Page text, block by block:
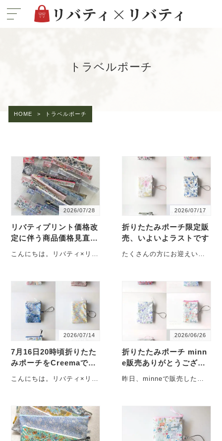
トラベルポーチ
HOME > トラベルポーチ
2026/07/28
リバティプリント価格改
定に伴う商品価格見直し
こんにちは。リバティ×リバ
す。今日は、今後の商品
2026/07/17
折りたたみポーチ限定販
売、いよいよラストです
たくさんの方にお迎えいた
BASE、そしてイベ・・・
2026/07/14
7月16日20時頃折りたた
みポーチをCreemaで販
こんにちは。リバティ×リバ
Fes（HM・・・
2026/06/26
折りたたみポーチ minn
e販売ありがとうござい
ました｜次回はCreema
で6月29日（月）12:30
昨日、minneで販売した折
た。販売開始とともに